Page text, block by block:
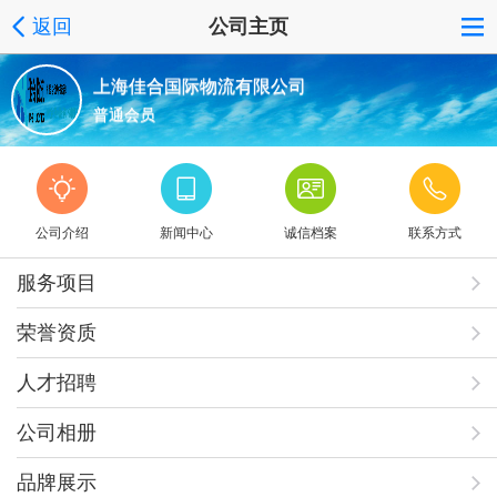
返回 公司主页
上海佳合国际物流有限公司
普通会员
公司介绍 新闻中心 诚信档案 联系方式
服务项目
荣誉资质
人才招聘
公司相册
品牌展示